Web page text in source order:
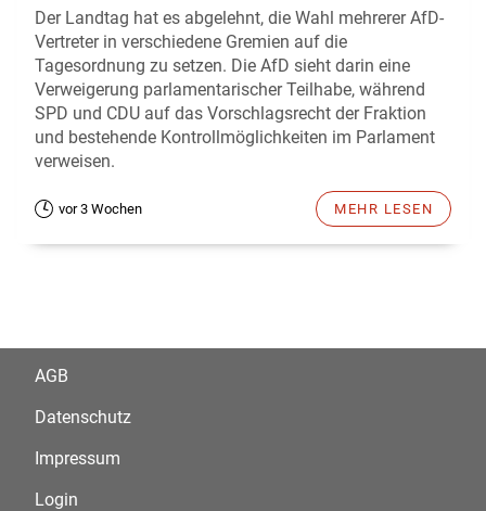
Der Landtag hat es abgelehnt, die Wahl mehrerer AfD-
Vertreter in verschiedene Gremien auf die
Tagesordnung zu setzen. Die AfD sieht darin eine
Verweigerung parlamentarischer Teilhabe, während
SPD und CDU auf das Vorschlagsrecht der Fraktion
und bestehende Kontrollmöglichkeiten im Parlament
verweisen.
vor 3 Wochen MEHR LESEN
AGB
Datenschutz
Impressum
Login